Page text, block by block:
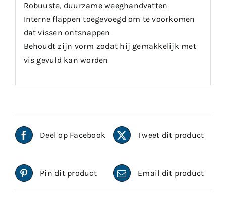
Robuuste, duurzame weeghandvatten
Interne flappen toegevoegd om te voorkomen
dat vissen ontsnappen
Behoudt zijn vorm zodat hij gemakkelijk met
vis gevuld kan worden
Deel op Facebook Tweet dit product
Pin dit product Email dit product